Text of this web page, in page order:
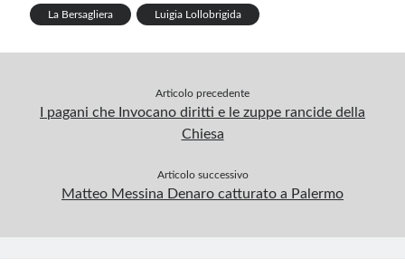
La Bersagliera Luigia Lollobrigida
Articolo precedente
I pagani che Invocano diritti e le zuppe rancide della
Chiesa
Articolo successivo
Matteo Messina Denaro catturato a Palermo